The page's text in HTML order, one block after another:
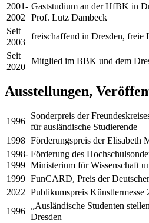
2001-
2002
Gaststudium an der HfBK in
Prof. Lutz Dambeck
Seit
2003
freischaffend in Dresden, freie
Seit
2020
Mitglied im BBK und dem
Ausstellungen,
1996
Sonderpreis der
für ausländische Studierende
1998 Förderungspreis der Elisabeth
1998-
1999
Förderung des
Ministerium für Wissenschaft
1999 FunCARD, Preis der
2022 Publikumspreis Künstlermesse
1996
„Ausländische Studenten
Dresden